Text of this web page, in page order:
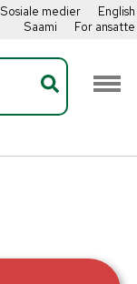
Sosiale medier
English
Saami
For ansatte